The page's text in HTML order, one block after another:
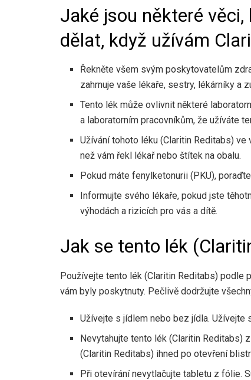
Jaké jsou některé
dělat, když užívám
Řekněte všem svým poskytovatelům
zahrnuje vaše lékaře, sestry, lékárníky a
Tento lék může ovlivnit některé
a laboratorním pracovníkům, že užíváte
Užívání tohoto léku (Claritin Reditabs)
než vám řekl lékař nebo štítek na obalu.
Pokud máte fenylketonurii (PKU),
Informujte svého lékaře, pokud jste
výhodách a rizicích pro vás a dítě.
Jak se tento lék
Používejte tento lék (Claritin Reditabs) podle
vám byly poskytnuty. Pečlivě dodržujte
Užívejte s jídlem nebo bez jídla. Užívejte
Nevytahujte tento lék (Claritin Reditabs)
(Claritin Reditabs) ihned po otevření
Při otevírání nevytlačujte tabletu z fólie.